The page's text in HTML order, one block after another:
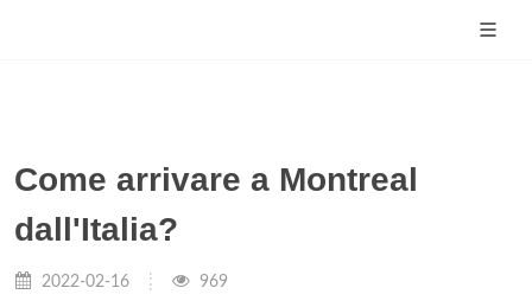
Come arrivare a Montreal
dall'Italia?
2022-02-16 969